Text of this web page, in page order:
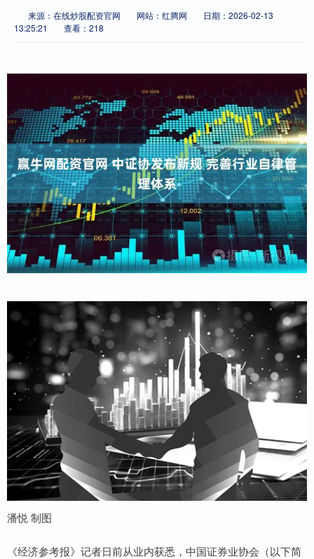
来源：在线炒股配资官网 网站：红腾网
日期：2026-02-13
13:25:21
查看：218
潘悦 制图
《经济参考报》记者日前从业内获悉，中国证券业协会（以下简